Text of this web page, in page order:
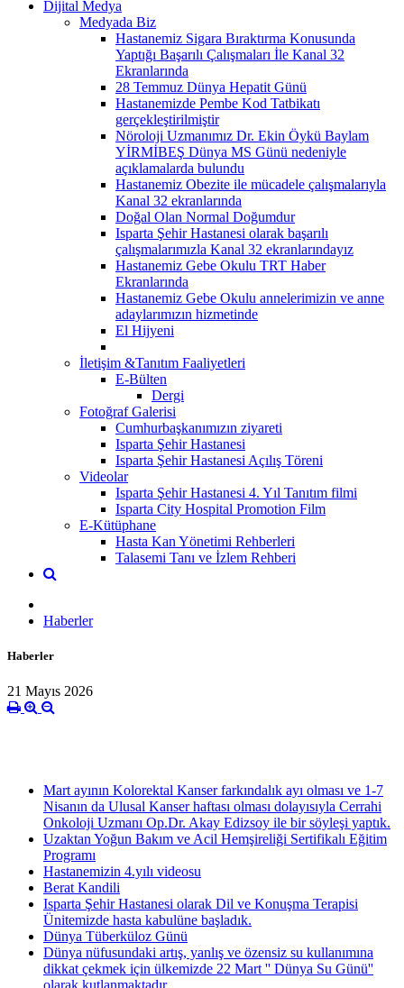
Dijital Medya
Medyada Biz
Hastanemiz Sigara Bıraktırma Konusunda
Yaptığı Başarılı Çalışmaları İle Kanal 32
Ekranlarında
28 Temmuz Dünya Hepatit Günü
Hastanemizde Pembe Kod Tatbikatı
gerçekleştirilmiştir
Nöroloji Uzmanımız Dr. Ekin Öykü Baylam
YİRMİBEŞ Dünya MS Günü nedeniyle
açıklamalarda bulundu
Hastanemiz Obezite ile mücadele çalışmalarıyla
Kanal 32 ekranlarında
Doğal Olan Normal Doğumdur
Isparta Şehir Hastanesi olarak başarılı
çalışmalarımızla Kanal 32 ekranlarındayız
Hastanemiz Gebe Okulu TRT Haber
Ekranlarında
Hastanemiz Gebe Okulu annelerimizin ve anne
adaylarımızın hizmetinde
El Hijyeni
İletişim &Tanıtım Faaliyetleri
E-Bülten
Dergi
Fotoğraf Galerisi
Cumhurbaşkanımızın ziyareti
Isparta Şehir Hastanesi
Isparta Şehir Hastanesi Açılış Töreni
Videolar
Isparta Şehir Hastanesi 4. Yıl Tanıtım filmi
Isparta City Hospital Promotion Film
E-Kütüphane
Hasta Kan Yönetimi Rehberleri
Talasemi Tanı ve İzlem Rehberi
Haberler
Haberler
21 Mayıs 2026
Mart ayının Kolorektal Kanser farkındalık ayı olması ve 1-7
Nisanın da Ulusal Kanser haftası olması dolayısıyla Cerrahi
Onkoloji Uzmanı Op.Dr. Akay Edizsoy ile bir söyleşi yaptık.
Uzaktan Yoğun Bakım ve Acil Hemşireliği Sertifikalı Eğitim
Programı
Hastanemizin 4.yılı videosu
Berat Kandili
Isparta Şehir Hastanesi olarak Dil ve Konuşma Terapisi
Ünitemizde hasta kabulüne başladık.
Dünya Tüberküloz Günü
Dünya nüfusundaki artış, yanlış ve özensiz su kullanımına
dikkat çekmek için ülkemizde 22 Mart '' Dünya Su Günü''